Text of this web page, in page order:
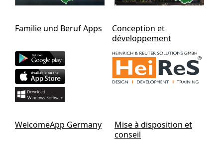
Familie und Beruf Apps
Conception et
développement
WelcomeApp Germany
Mise à disposition et
conseil